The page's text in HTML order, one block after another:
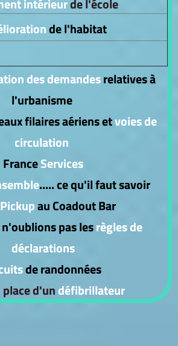
intérieurde l'école
de l'habitat
des demandesrelatives à
l'urbanisme
filaires aériens etvoies de
circulation
FranceServices
..... ce qu'il faut savoir
au Coadout Bar
pas lesrègles de
déclarations
de randonnées
d'undéfibrillateur